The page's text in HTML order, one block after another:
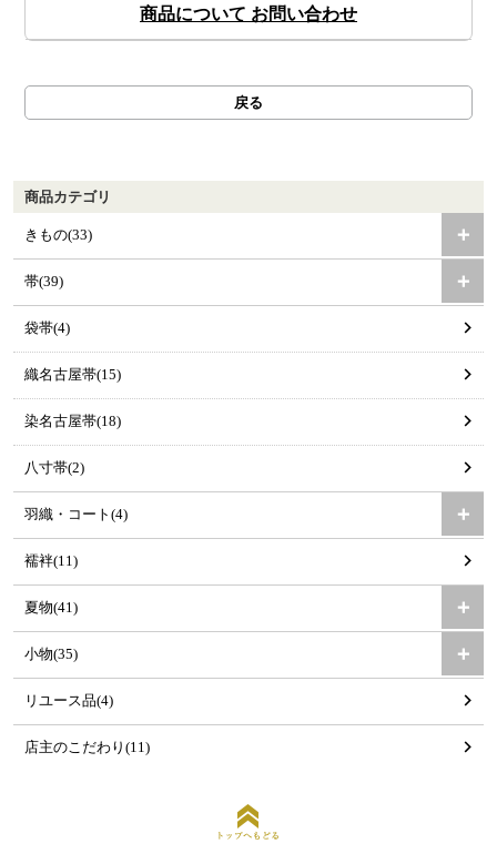
商品について お問い合わせ
戻る
商品カテゴリ
きもの(33)
帯(39)
袋帯(4)
織名古屋帯(15)
染名古屋帯(18)
八寸帯(2)
羽織・コート(4)
襦袢(11)
夏物(41)
小物(35)
リユース品(4)
店主のこだわり(11)